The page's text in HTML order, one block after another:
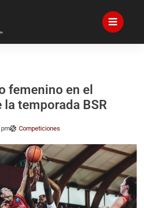
femenino en el
la temporada BSR
pm Competiciones